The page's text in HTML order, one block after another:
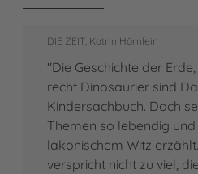
DIE ZEIT, Katrin Hörnlein
"Die Geschichte der
recht Dinosaurier sind
Kindersachbuch. Doch
Themen so lebendig und
lakonischem Witz
verspricht nicht zu viel,